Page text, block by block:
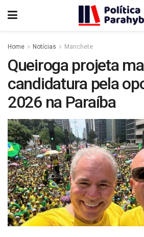
Home Notícias Manchete
Queiroga projeta
candidatura pela
2026 na Paraíba